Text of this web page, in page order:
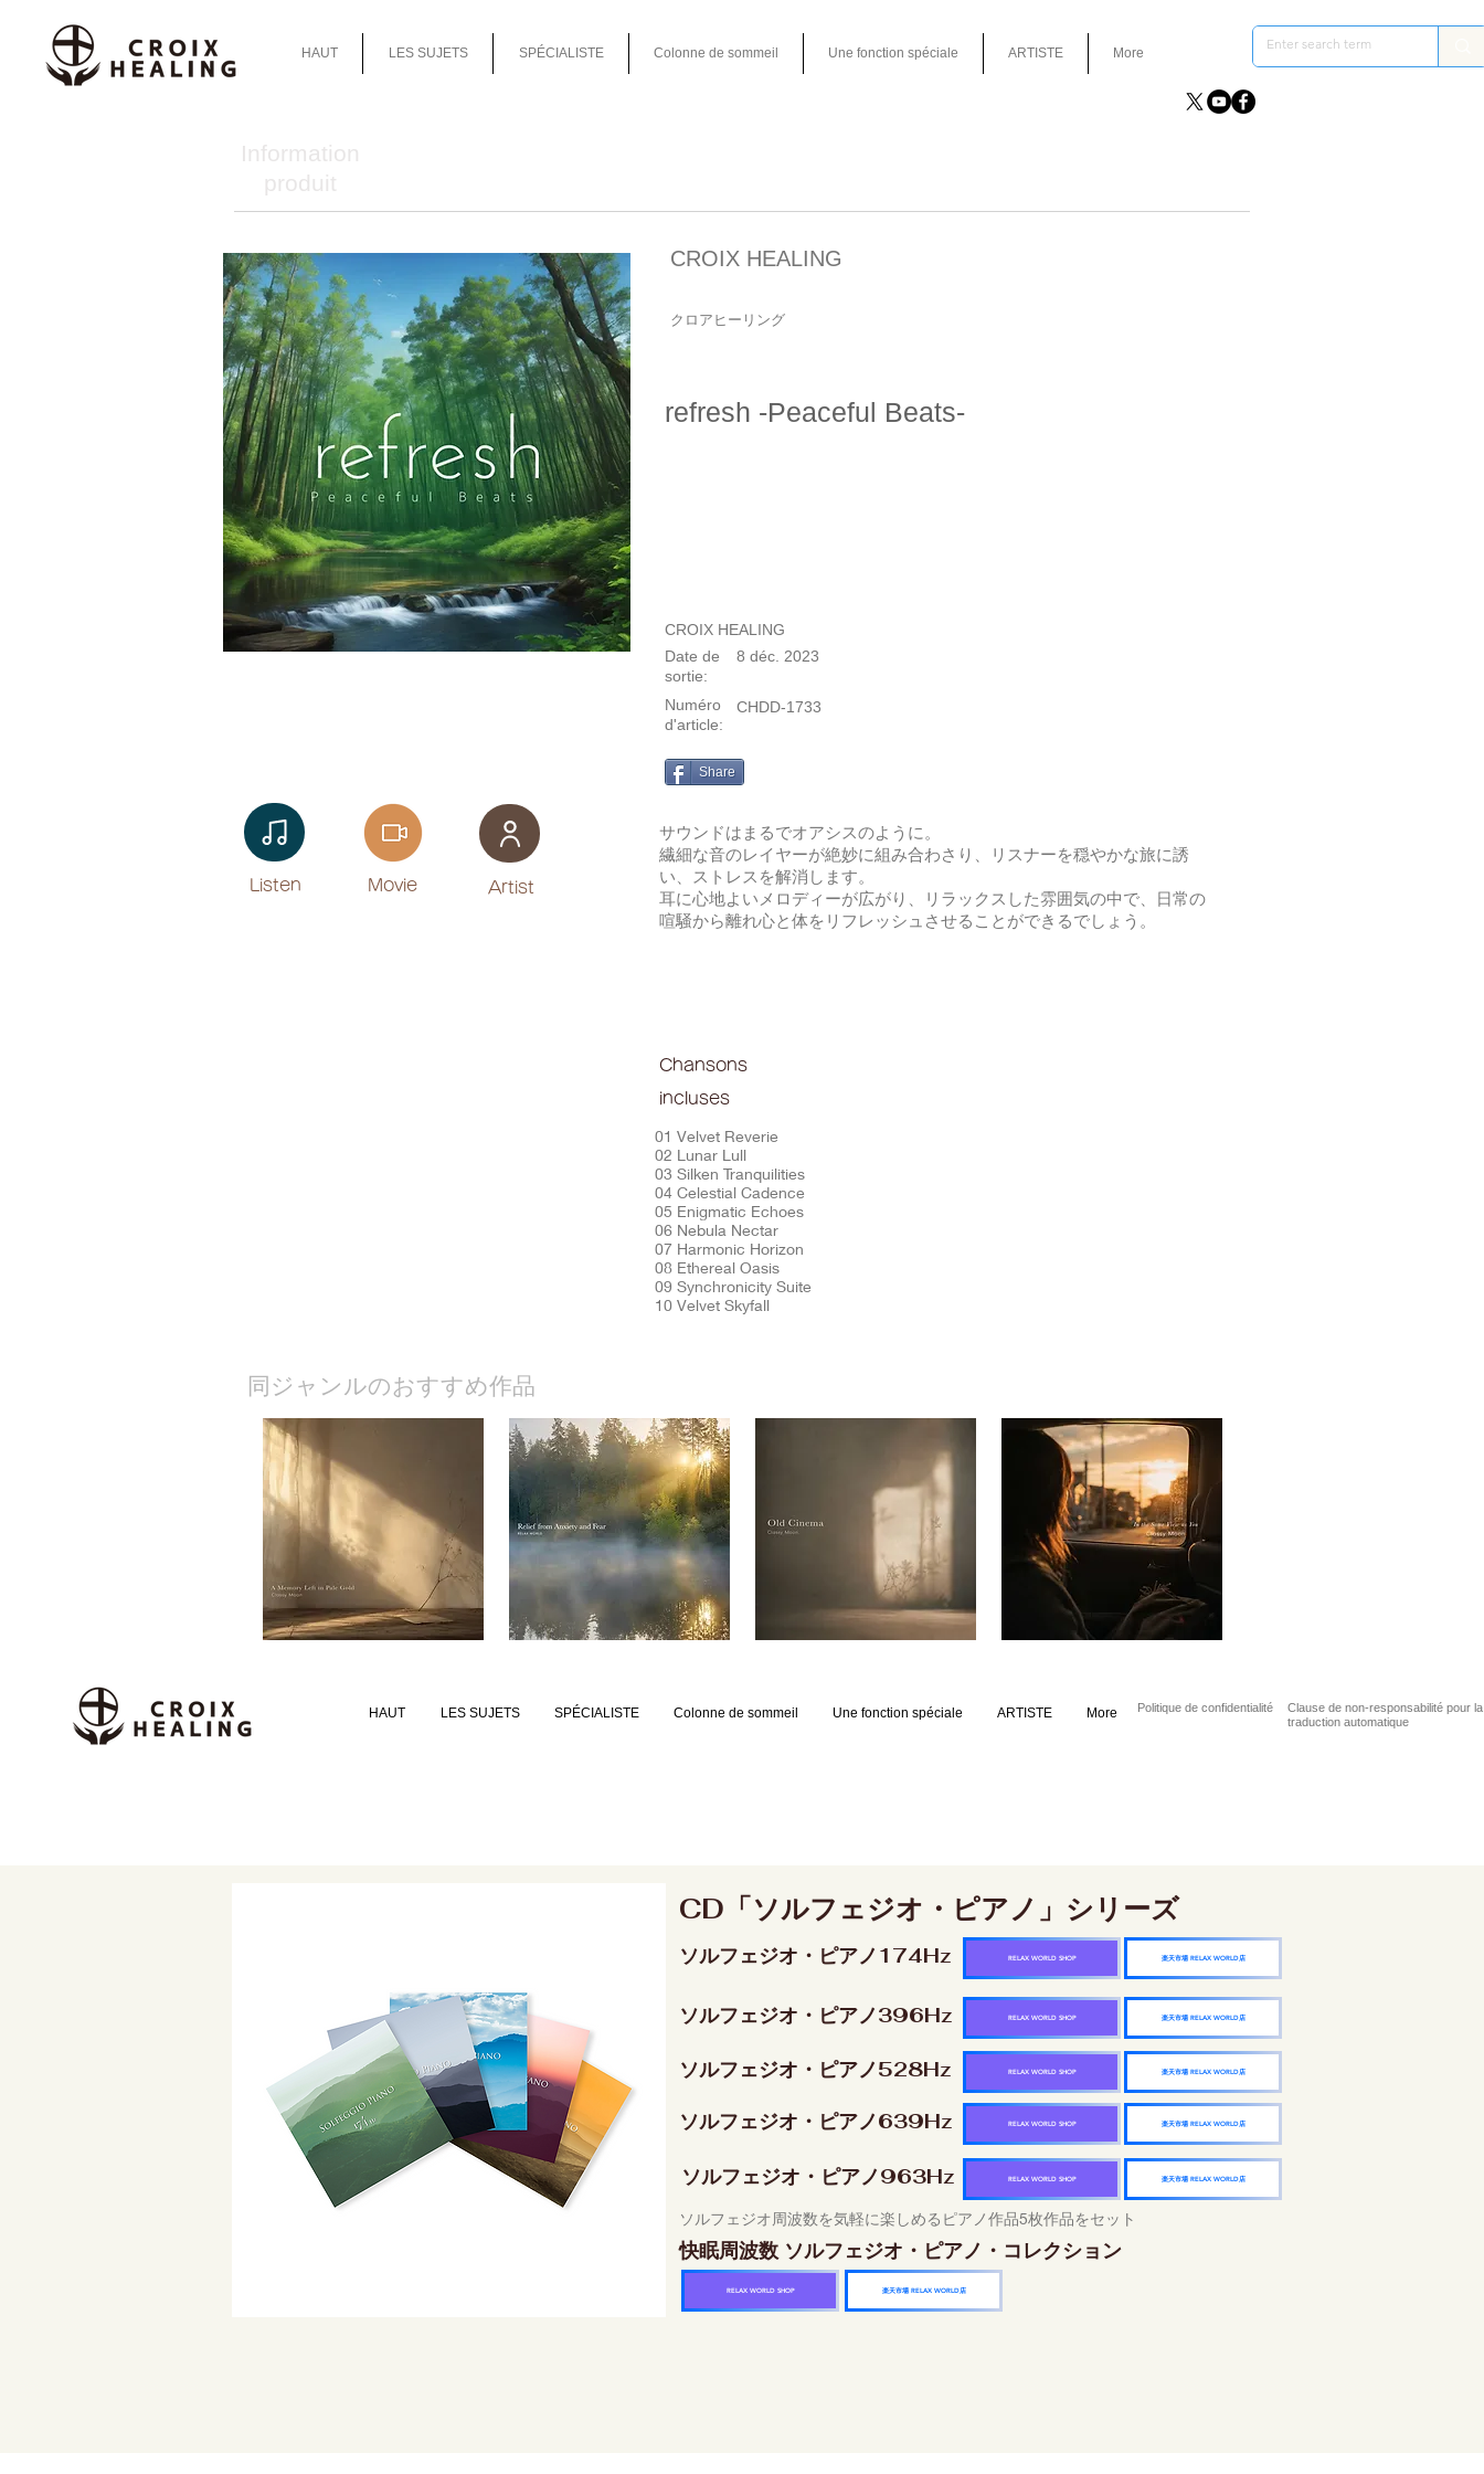
HAUT LES SUJETS SPÉCIALISTE Colonne de sommeil Une fonction spéciale ARTISTE More
Information
produit
Listen​ Movie ​Artist
CROIX HEALING
クロアヒーリング
refresh -Peaceful Beats-
CROIX HEALING
8 déc. 2023
Date de
sortie:
Numéro
d'article:
CHDD-1733
Share
サウンドはまるでオアシスのように。
繊細な音のレイヤーが絶妙に組み合わさり、リスナーを穏やかな旅に誘
い、ストレスを解消します。
耳に心地よいメロディーが広がり、リラックスした雰囲気の中で、日常の
喧騒から離れ心と体をリフレッシュさせることができるでしょう。
Chansons
incluses
01 Velvet Reverie
02 Lunar Lull
03 Silken Tranquilities
04 Celestial Cadence
05 Enigmatic Echoes
06 Nebula Nectar
07 Harmonic Horizon
08 Ethereal Oasis
09 Synchronicity Suite
10 Velvet Skyfall
​同ジャンルのおすすめ作品
HAUT LES SUJETS SPÉCIALISTE Colonne de sommeil Une fonction spéciale ARTISTE More Politique de confidentialité
Clause de non-responsabilité pour la
traduction automatique
CD「ソルフェジオ・ピアノ」シリーズ
ソルフェジオ・ピアノ174Hz 楽天市場 RELAX WORLD店
RELAX WORLD SHOP
ソルフェジオ・ピアノ396Hz 楽天市場 RELAX WORLD店
RELAX WORLD SHOP
ソルフェジオ・ピアノ528Hz 楽天市場 RELAX WORLD店
RELAX WORLD SHOP
ソルフェジオ・ピアノ639Hz 楽天市場 RELAX WORLD店
RELAX WORLD SHOP
ソルフェジオ・ピアノ963Hz 楽天市場 RELAX WORLD店
RELAX WORLD SHOP
ソルフェジオ周波数を気軽に楽しめるピアノ作品5枚作品をセット
快眠周波数 ソルフェジオ・ピアノ・コレクション
RELAX WORLD SHOP 楽天市場 RELAX WORLD店